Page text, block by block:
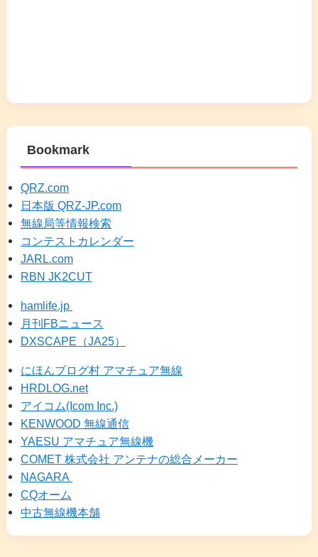
Bookmark
QRZ.com
日本版 QRZ-JP.com
無線局等情報検索
コンテストカレンダー
JARL.com
RBN JK2CUT
hamlife.jp
月刊FBニュース
DXSCAPE（JA25）
にほんブログ村 アマチュア無線
HRDLOG.net
アイコム(Icom Inc.)
KENWOOD 無線通信
YAESU アマチュア無線機
COMET 株式会社 アンテナの総合メーカー
NAGARA
CQオーム
中古無線機本舗